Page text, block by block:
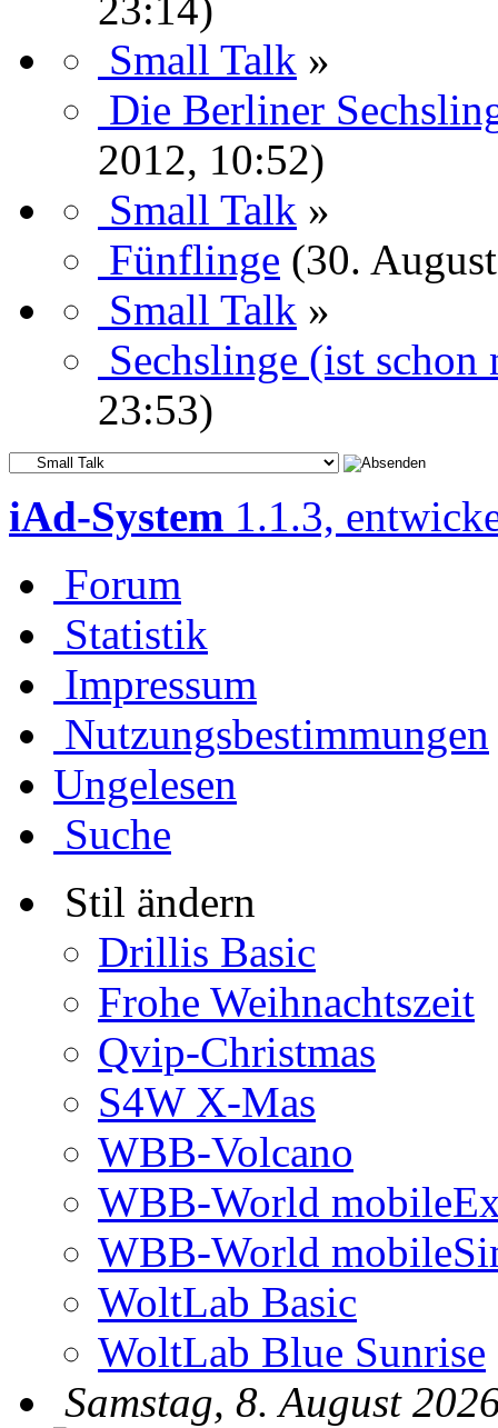
23:14)
Small Talk »
Die Berliner
2012, 10:52)
Small Talk »
Fünflinge (30.
Small Talk »
Sechslinge (ist schon
23:53)
iAd-System 1.1.3,
Forum
Statistik
Impressum
Nutzungsbestimmungen
Ungelesen
Suche
Stil ändern
Drillis Basic
Frohe Weihnachtszeit
Qvip-Christmas
S4W X-Mas
WBB-Volcano
WBB-World
WBB-World
WoltLab Basic
WoltLab Blue Sunrise
Samstag, 8. August